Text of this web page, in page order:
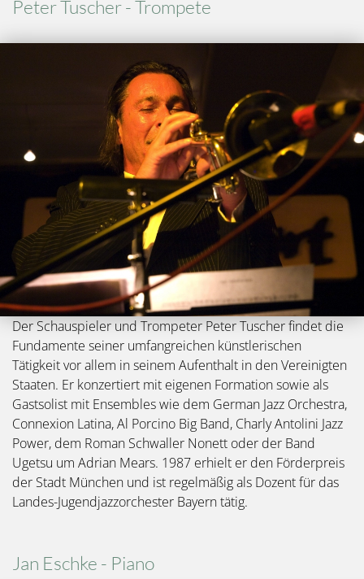
Peter Tuscher - Trompete
Der Schauspieler und Trompeter Peter Tuscher findet die
Fundamente seiner umfangreichen künstlerischen
Tätigkeit vor allem in seinem Aufenthalt in den Vereinigten
Staaten. Er konzertiert mit eigenen Formation sowie als
Gastsolist mit Ensembles wie dem German Jazz Orchestra,
Connexion Latina, Al Porcino Big Band, Charly Antolini Jazz
Power, dem Roman Schwaller Nonett oder der Band
Ugetsu um Adrian Mears. 1987 erhielt er den Förderpreis
der Stadt München und ist regelmäßig als Dozent für das
Landes-Jugendjazzorchester Bayern tätig.
Jan Eschke - Piano